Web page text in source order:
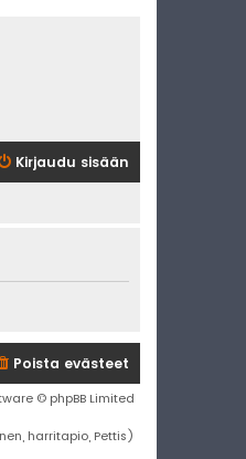
Kirjaudu sisään
Poista evästeet
© phpBB Limited
harritapio, Pettis)